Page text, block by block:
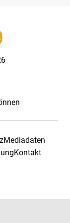
Mediadaten
Kontakt